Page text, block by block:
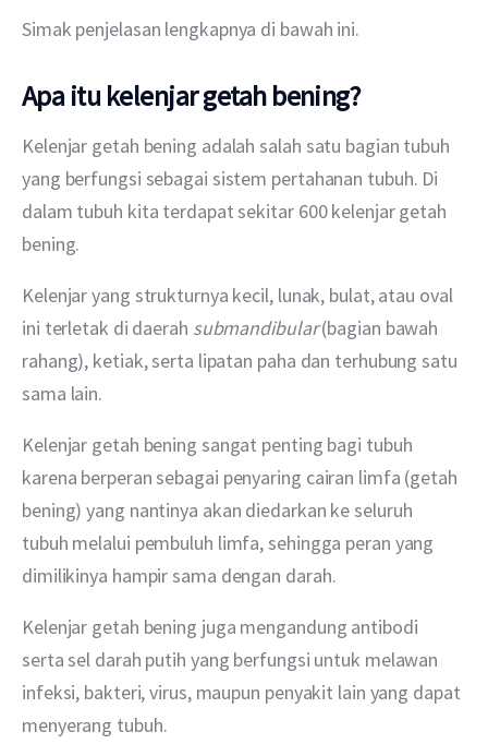
Simak penjelasan lengkapnya di bawah ini.
Apa itu kelenjar getah bening?
Kelenjar getah bening adalah salah satu bagian tubuh
yang berfungsi sebagai sistem pertahanan tubuh. Di
dalam tubuh kita terdapat sekitar 600 kelenjar getah
bening.
Kelenjar yang strukturnya kecil, lunak, bulat, atau oval
ini terletak di daerah submandibular (bagian bawah
rahang), ketiak, serta lipatan paha dan terhubung satu
sama lain.
Kelenjar getah bening sangat penting bagi tubuh
karena berperan sebagai penyaring cairan limfa (getah
bening) yang nantinya akan diedarkan ke seluruh
tubuh melalui pembuluh limfa, sehingga peran yang
dimilikinya hampir sama dengan darah.
Kelenjar getah bening juga mengandung antibodi
serta sel darah putih yang berfungsi untuk melawan
infeksi, bakteri, virus, maupun penyakit lain yang dapat
menyerang tubuh.